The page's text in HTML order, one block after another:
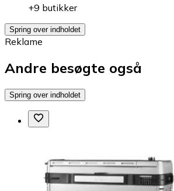
+9 butikker
Spring over indholdet
Reklame
Andre besøgte også
Spring over indholdet